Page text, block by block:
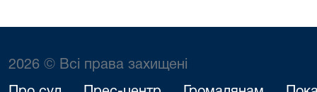
2026 © Всі права захищені